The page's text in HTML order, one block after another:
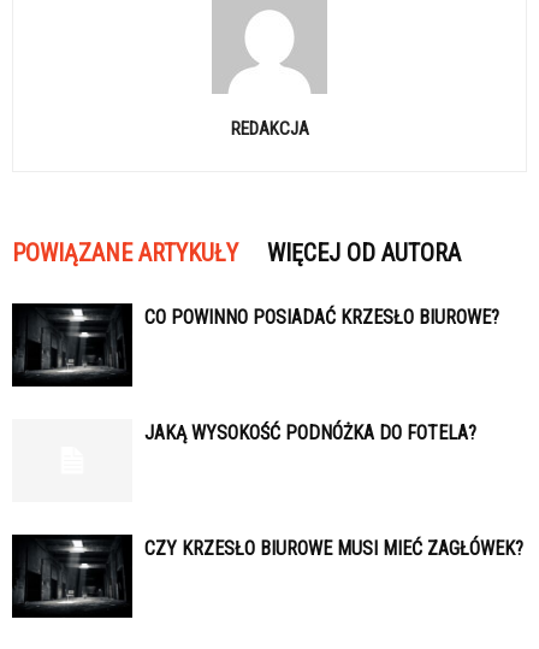
REDAKCJA
POWIĄZANE ARTYKUŁY WIĘCEJ OD AUTORA
CO POWINNO POSIADAĆ KRZESŁO BIUROWE?
JAKĄ WYSOKOŚĆ PODNÓŻKA DO FOTELA?
CZY KRZESŁO BIUROWE MUSI MIEĆ ZAGŁÓWEK?